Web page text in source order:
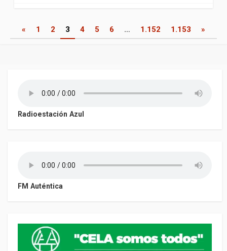
Paginación
« 1 2 3 4 5 6 … 1.152 1.153 »
Radioestación Azul
FM Auténtica